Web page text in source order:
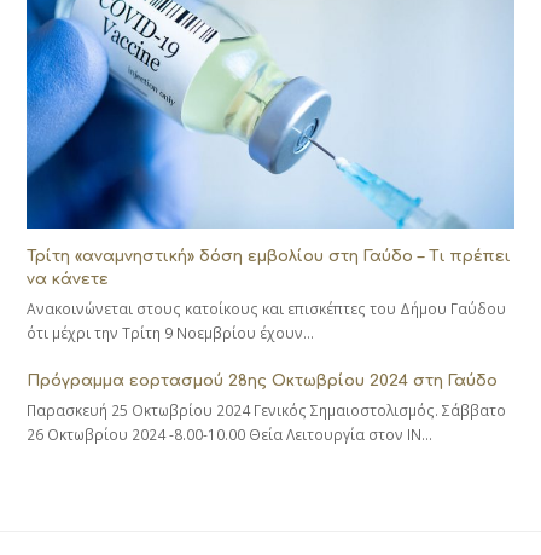
Τρίτη «αναμνηστική» δόση εμβολίου στη Γαύδο – Τι πρέπει
να κάνετε
Ανακοινώνεται στους κατοίκους και επισκέπτες του Δήμου Γαύδου
ότι μέχρι την Τρίτη 9 Νοεμβρίου έχουν…
Πρόγραμμα εορτασμού 28ης Οκτωβρίου 2024 στη Γαύδο
Παρασκευή 25 Οκτωβρίου 2024 Γενικός Σημαιοστολισμός. Σάββατο
26 Οκτωβρίου 2024 -8.00-10.00 Θεία Λειτουργία στον ΙΝ…